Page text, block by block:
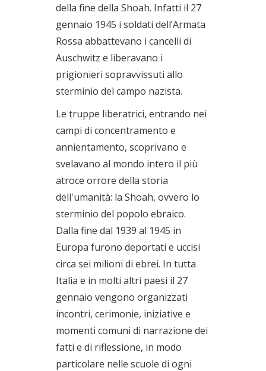
della fine della Shoah. Infatti il 27
gennaio 1945 i soldati dell’Armata
Rossa abbattevano i cancelli di
Auschwitz e liberavano i
prigionieri sopravvissuti allo
sterminio del campo nazista.
Le truppe liberatrici, entrando nei
campi di concentramento e
annientamento, scoprivano e
svelavano al mondo intero il più
atroce orrore della storia
dell'umanità: la Shoah, ovvero lo
sterminio del popolo ebraico.
Dalla fine dal 1939 al 1945 in
Europa furono deportati e uccisi
circa sei milioni di ebrei. In tutta
Italia e in molti altri paesi il 27
gennaio vengono organizzati
incontri, cerimonie, iniziative e
momenti comuni di narrazione dei
fatti e di riflessione, in modo
particolare nelle scuole di ogni